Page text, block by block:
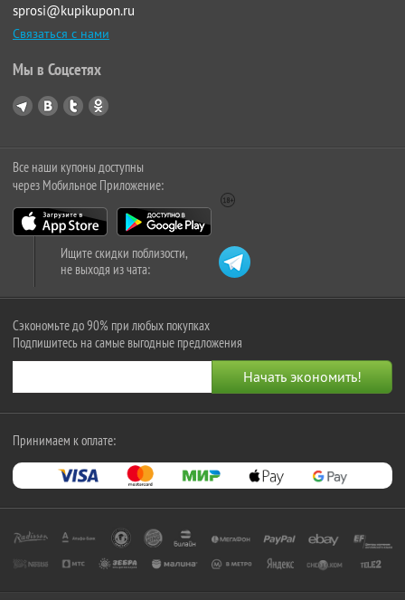
sprosi@kupikupon.ru
Связаться с нами
Мы в Соцсетях
Все наши купоны доступны
через Мобильное Приложение:
Ищите скидки поблизости,
не выходя из чата:
Сэкономьте до 90% при любых покупках
Подпишитесь на самые выгодные предложения
Принимаем к оплате: